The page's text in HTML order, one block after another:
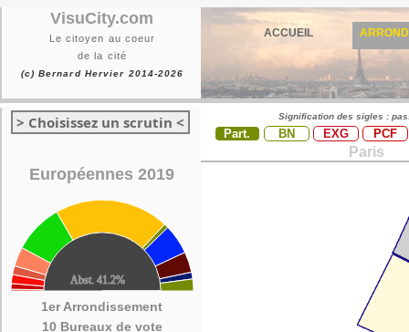
VisuCity.com
Le citoyen au coeur
de la cité
(c) Bernard Hervier 2014-2026
ACCUEIL
> Choisissez un scrutin <
Européennes 2019
1er Arrondissement
10 Bureaux de vote
Signification des sigles :
Part. BN EXG PCF
Paris